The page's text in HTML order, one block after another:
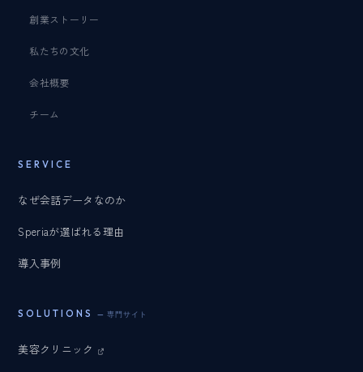
創業ストーリー
私たちの文化
会社概要
チーム
SERVICE
なぜ会話データなのか
Speriaが選ばれる理由
導入事例
SOLUTIONS— 専門サイト
美容クリニック